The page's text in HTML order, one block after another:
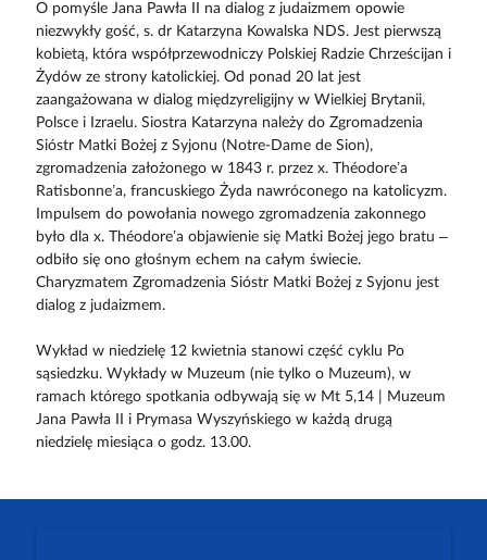
O pomyśle Jana Pawła II na dialog z judaizmem opowie
niezwykły gość, s. dr Katarzyna Kowalska NDS. Jest pierwszą
kobietą, która współprzewodniczy Polskiej Radzie Chrześcijan i
Żydów ze strony katolickiej. Od ponad 20 lat jest
zaangażowana w dialog międzyreligijny w Wielkiej Brytanii,
Polsce i Izraelu. Siostra Katarzyna należy do Zgromadzenia
Sióstr Matki Bożej z Syjonu (Notre-Dame de Sion),
zgromadzenia założonego w 1843 r. przez x. Théodore’a
Ratisbonne’a, francuskiego Żyda nawróconego na katolicyzm.
Impulsem do powołania nowego zgromadzenia zakonnego
było dla x. Théodore’a objawienie się Matki Bożej jego bratu –
odbiło się ono głośnym echem na całym świecie.
Charyzmatem Zgromadzenia Sióstr Matki Bożej z Syjonu jest
dialog z judaizmem.
Wykład w niedzielę 12 kwietnia stanowi część cyklu Po
sąsiedzku. Wykłady w Muzeum (nie tylko o Muzeum), w
ramach którego spotkania odbywają się w Mt 5,14 | Muzeum
Jana Pawła II i Prymasa Wyszyńskiego w każdą drugą
niedzielę miesiąca o godz. 13.00.